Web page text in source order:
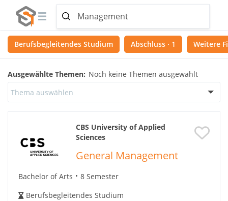
Berufsbegleitendes Studium Abschluss · 1 Weitere
Ausgewählte Themen: Noch keine Themen ausgewählt
Thema auswählen
CBS University of Applied
Sciences
General Management
Bachelor of Arts
8 Semester
Berufsbegleitendes Studium